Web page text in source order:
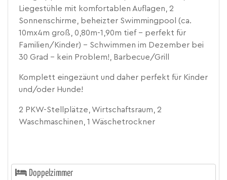
Liegestühle mit komfortablen Auflagen, 2
Sonnenschirme, beheizter Swimmingpool (ca.
10mx4m groß, 0,80m-1,90m tief - perfekt für
Familien/Kinder) - Schwimmen im Dezember bei
30 Grad - kein Problem!, Barbecue/Grill
Komplett eingezäunt und daher perfekt für Kinder
und/oder Hunde!
2 PKW-Stellplätze, Wirtschaftsraum, 2
Waschmaschinen, 1 Wäschetrockner
Doppelzimmer